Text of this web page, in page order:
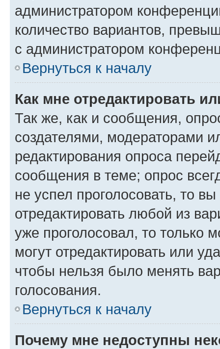
администратором
количество вариантов,
с администратором
Вернуться к началу
Как мне отредактировать
Так же, как и сообщения,
создателями, модераторами
редактирования опроса
сообщения в теме; опрос
не успел проголосовать, то
отредактировать любой из
уже проголосовал, то только
могут отредактировать или
чтобы нельзя было менять
голосования.
Вернуться к началу
Почему мне недоступны